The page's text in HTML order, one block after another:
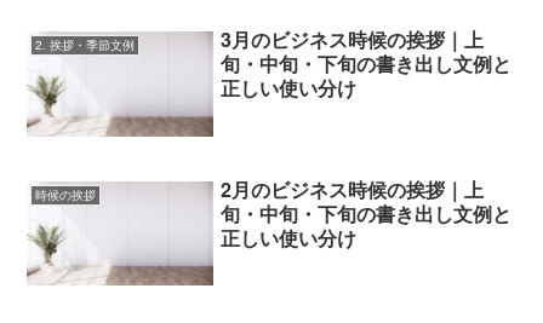
2. 挨拶・季節文例
3月のビジネス時候の挨拶｜上
旬・中旬・下旬の書き出し文例と
正しい使い分け
時候の挨拶
2月のビジネス時候の挨拶｜上
旬・中旬・下旬の書き出し文例と
正しい使い分け